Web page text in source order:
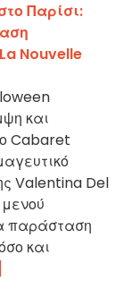
Παρίσι:
Nouvelle
και
Cabaret
Valentina Del
παράσταση
και